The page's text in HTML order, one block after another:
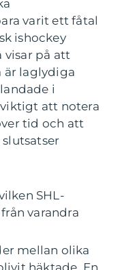
varit ett fåtal
ishockey
visar på att
är laglydiga
i
att notera
tid och att
SHL-
varandra
mellan olika
häktade. En